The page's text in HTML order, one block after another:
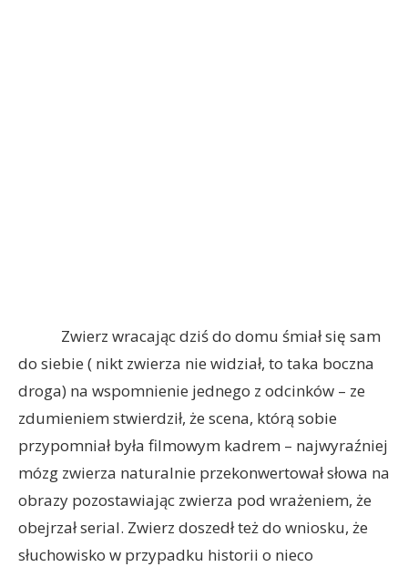
Zwierz wracając dziś do domu śmiał się sam
do siebie ( nikt zwierza nie widział, to taka boczna
droga) na wspomnienie jednego z odcinków – ze
zdumieniem stwierdził, że scena, którą sobie
przypomniał była filmowym kadrem – najwyraźniej
mózg zwierza naturalnie przekonwertował słowa na
obrazy pozostawiając zwierza pod wrażeniem, że
obejrzał serial. Zwierz doszedł też do wniosku, że
słuchowisko w przypadku historii o nieco